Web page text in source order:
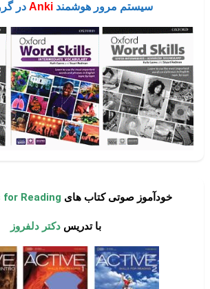
سیستم مرور هوشمند Anki در گروه ۴
خودآموز صوتی کتاب های Reading
با تدریس دکتر دلفروز